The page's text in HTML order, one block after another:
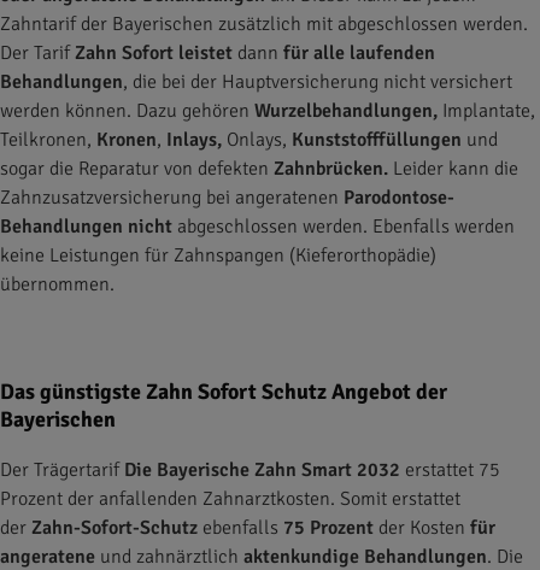
Zahntarif der Bayerischen zusätzlich mit abgeschlossen werden.
Der TarifZahn Sofort leistet dann für alle laufenden
Behandlungen, die bei der Hauptversicherung nicht versichert
werden können. Dazu gehören Wurzelbehandlungen, Implantate,
Teilkronen, Kronen, Inlays, Onlays, Kunststofffüllungen und
sogar die Reparatur von defekten Zahnbrücken. Leider kann die
Zahnzusatzversicherung bei angeratenen Parodontose-
Behandlungen nicht abgeschlossen werden. Ebenfalls werden
keine Leistungen für Zahnspangen (Kieferorthopädie)
übernommen.
Das günstigste Zahn Sofort Schutz Angebot der
Bayerischen
Der Trägertarif Die Bayerische Zahn Smart 2032 erstattet 75
Prozent der anfallenden Zahnarztkosten. Somit erstattet
der Zahn-Sofort-Schutz ebenfalls 75 Prozent der Kosten für
angeratene und zahnärztlich aktenkundige Behandlungen. Die